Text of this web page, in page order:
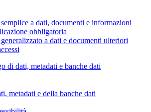
a dati, documenti e informazioni
obbligatoria
a dati e documenti ulteriori
di dati, metadati e banche dati
metadati e della banche dati